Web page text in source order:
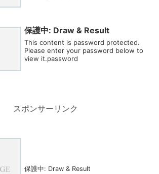
保護中: Draw & Result
This content is password protected.
Please enter your password below to
view it.password
スポンサーリンク
保護中: Draw & Result